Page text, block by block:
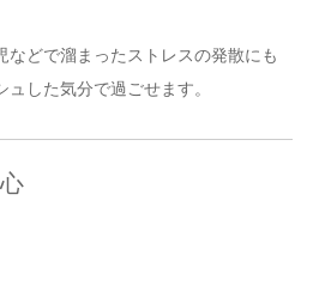
などで溜まったストレスの発散にも
した気分で過ごせます。